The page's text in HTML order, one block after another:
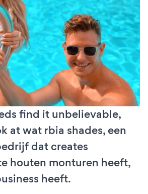
find it unbelievable,
at wat rbia shades, een
dat creates
houten monturen heeft,
heeft.